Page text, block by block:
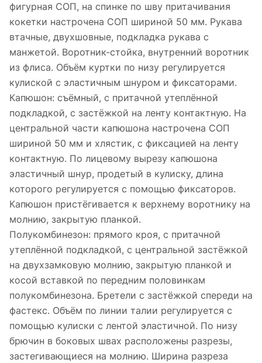
фигурная СОП, на спинке по шву притачивания
кокетки настрочена СОП шириной 50 мм. Рукава
втачные, двухшовные, подкладка рукава с
манжетой. Воротник-стойка, внутренний воротник
из флиса. Объём куртки по низу регулируется
кулиской с эластичным шнуром и фиксаторами.
Капюшон: съёмный, с притачной утеплённой
подкладкой, с застёжкой на ленту контактную. На
центральной части капюшона настрочена СОП
шириной 50 мм и хлястик, с фиксацией на ленту
контактную. По лицевому вырезу капюшона
эластичный шнур, продетый в кулиску, длина
которого регулируется с помощью фиксаторов.
Капюшон пристёгивается к верхнему воротнику на
молнию, закрытую планкой.
Полукомбинезон: прямого кроя, с притачной
утеплённой подкладкой, с центральной застёжкой
на двухзамковую молнию, закрытую планкой и
косой вставкой по передним половинкам
полукомбинезона. Бретели с застёжкой спереди на
фастекс. Объём по линии талии регулируется с
помощью кулиски с лентой эластичной. По низу
брючин в боковых швах расположены разрезы,
застегивающиеся на молнию. Ширина разреза